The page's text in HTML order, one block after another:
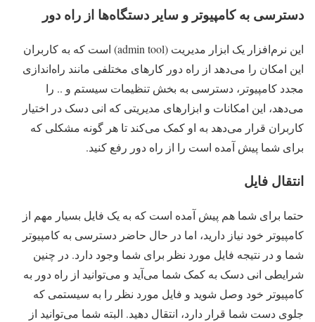
دسترسی به کامپیوتر و سایر دستگاه‌ها از راه دور
این نرم‌افزار یک ابزار مدیریت (admin tool) است که به کاربران
این امکان را می‌دهد از راه دور کارهای مختلفی مانند راه‌اندازی
مجدد کامپیوتر، دسترسی به بخش تنظیمات سیستم و .. را
می‌دهد، این امکانات و ابزارهای مدیریتی که انی دسک در اختیار
کاربران قرار می‌دهد به او کمک می‌کند تا هر گونه مشکلی که
برای شما پیش آمده است را از راه دور رفع کنید.
انتقال فایل
حتما برای شما هم پیش آمده است که به یک فایل بسیار مهم از
کامپیوتر خود نیاز دارید، اما در حال حاضر دسترسی به کامپیوتر
شما و در نتیجه فایل مورد نظر برای شما وجود دارد. در چنین
شرایطی انی دسک به کمک شما می‌آید و می‌توانید از راه دور به
کامپیوتر خود وصل شوید و فایل مورد نظر را به سیستمی که
جلوی دست شما قرار دارد، انتقال دهید. البته شما می‌توانید از